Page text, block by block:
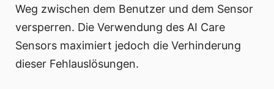
Weg zwischen dem Benutzer und dem Sensor
versperren. Die Verwendung des AI Care
Sensors maximiert jedoch die Verhinderung
dieser Fehlauslösungen.